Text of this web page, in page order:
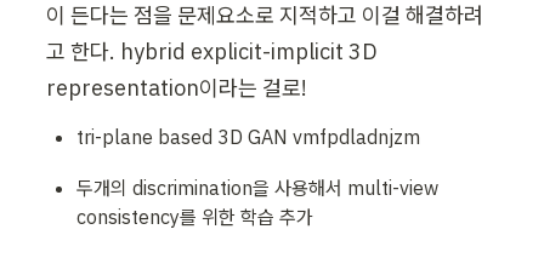
이 든다는 점을 문제요소로 지적하고 이걸 해결하려
고 한다. hybrid explicit-implicit 3D
representation이라는 걸로!
tri-plane based 3D GAN vmfpdladnjzm
두개의 discrimination을 사용해서 multi-view
consistency를 위한 학습 추가